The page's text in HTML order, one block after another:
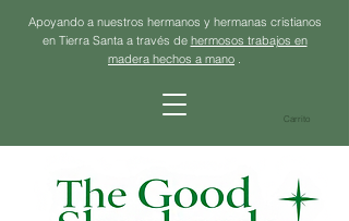
Apoyando a nuestros hermanos y hermanas cristianos
en Tierra Santa a través de hermosos trabajos en
madera hechos a mano .
Carrito